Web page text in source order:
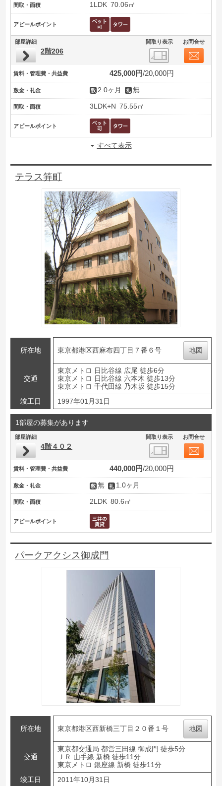
間取・面積 1LDK 70.06㎡
アピールポイント
部屋詳細 間取り表示 お問合せ
2階206
賃料・管理費・共益費 425,000円 20,000円
敷金・礼金 2.0ヶ月 無
間取・面積 3LDK+N 75.55㎡
アピールポイント
すべて表示
テラス笄町
所在地 東京都港区西麻布四丁目７番６号 地図
交通
東京メトロ 日比谷線 広尾 徒歩6分
東京メトロ 日比谷線 六本木 徒歩13分
東京メトロ 千代田線 乃木坂 徒歩15分
竣工日
1997年01月31日
1部屋の募集があります
部屋詳細 間取り表示 お問合せ
4階４０２
賃料・管理費・共益費 440,000円 20,000円
敷金・礼金 無 1.0ヶ月
間取・面積 2LDK 80.6㎡
アピールポイント
パークアクシス御成門
所在地 東京都港区西新橋三丁目２０番１号 地図
交通
東京都交通局 都営三田線 御成門 徒歩5分
ＪＲ 山手線 新橋 徒歩11分
東京メトロ 銀座線 新橋 徒歩11分
竣工日
2011年10月31日